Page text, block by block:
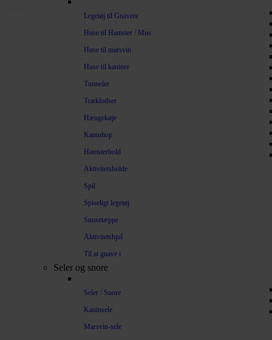
Legetøj til Gnavere
Huse til Hamster / Mus
Huse til marsvin
Huse til kaniner
Tunneler
Træklodser
Hængekøje
Kaninhop
Hamsterbold
Aktivitetsbolde
Spil
Spiseligt legetøj
Snusetæppe
Aktivitetshjul
Til at gnave i
Seler og snore
Seler / Snore
Kaninsele
Marsvin-sele